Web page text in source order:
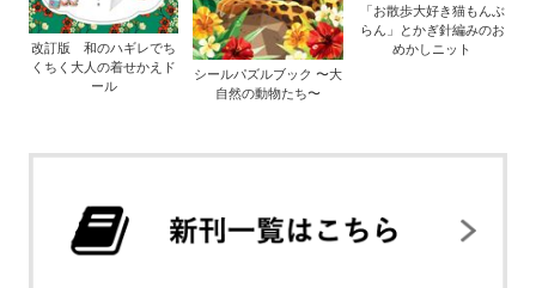
改訂版 和のハギレでち
くちく大人の着せかえド
ール
シールパズルブック 〜大
自然の動物たち〜
「お散歩大好き猫もんぶ
らん」とかぎ針編みのお
めかしニット